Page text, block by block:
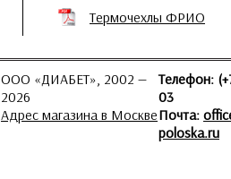
Термочехлы ФРИО
ООО «ДИАБЕТ», 2002 —
2026
Адрес магазина в Москве
Телефон:
03
Почта:
poloska.ru